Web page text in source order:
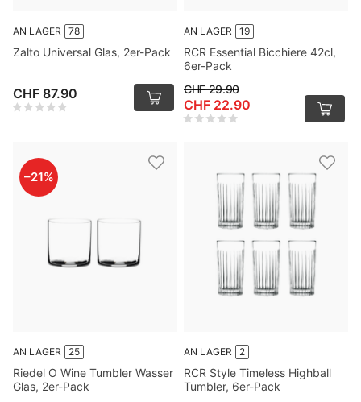
AN LAGER 78
Zalto Universal Glas, 2er-Pack
CHF 87.90
AN LAGER 19
RCR Essential Bicchiere 42cl,
6er-Pack
CHF 29.90
CHF 22.90
AN LAGER 25
Riedel O Wine Tumbler Wasser
Glas, 2er-Pack
–21%
AN LAGER 2
RCR Style Timeless Highball
Tumbler, 6er-Pack